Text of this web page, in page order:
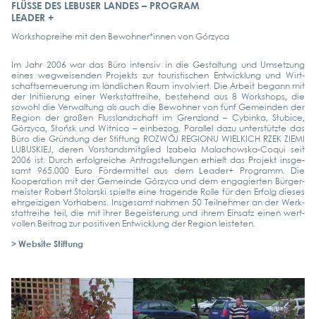
FLÜSSE DES LEBUSER LANDES – PROGRAM
LEADER +
Work­shop­rei­he mit den Bewohner*innen von Gór­zy­ca
Im Jahr 2006 war das Büro inten­siv in die Gestal­tung und Umset­zung
eines weg­wei­sen­den Pro­jekts zur tou­ris­ti­schen Ent­wick­lung und Wirt­
schafts­er­neue­rung im länd­li­chen Raum invol­viert. Die Arbeit begann mit
der Initi­ie­rung einer Werk­statt­rei­he, bestehend aus 8 Work­shops, die
sowohl die Ver­wal­tung als auch die Bewoh­ner von fünf Gemein­den der
Regi­on der gro­ßen Fluss­land­schaft im Grenz­land – Cybin­ka, Słu­bice,
Gór­zy­ca, Słońsk und Wit­ni­ca – ein­be­zog. Par­al­lel dazu unter­stütz­te das
Büro die Grün­dung der Stif­tung ROZ­WÓJ REGI­O­NU WIEL­KICH RZEK ZIE­MI
LUBUS­KIEJ, deren Vor­stands­mit­glied Iza­be­la Malachow­s­­ka-Coqui seit
2006 ist. Durch erfolg­rei­che Antrag­stel­lun­gen erhielt das Pro­jekt ins­ge­
samt 965.000 Euro För­der­mit­tel aus dem Lea­der+ Pro­gramm. Die
Koope­ra­ti­on mit der Gemein­de Gór­zy­ca und dem enga­gier­ten Bür­ger­
meis­ter Robert Sto­lar­ski spiel­te eine tra­gen­de Rol­le für den Erfolg die­ses
ehr­gei­zi­gen Vor­ha­bens. Ins­ge­samt nah­men 50 Teil­neh­mer an der Werk­
statt­rei­he teil, die mit ihrer Begeis­te­rung und ihrem Ein­satz einen wert­
vol­len Bei­trag zur posi­ti­ven Ent­wick­lung der Regi­on leis­te­ten.
> Web­site Stif­tung